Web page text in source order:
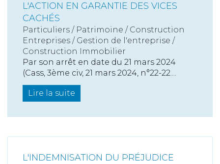
L'ACTION EN GARANTIE DES VICES
CACHÉS
Particuliers / Patrimoine / Construction
Entreprises / Gestion de l'entreprise /
Construction Immobilier
Par son arrêt en date du 21 mars 2024
(Cass, 3ème civ, 21 mars 2024, n°22-22....
Lire la suite
L'INDEMNISATION DU PRÉJUDICE